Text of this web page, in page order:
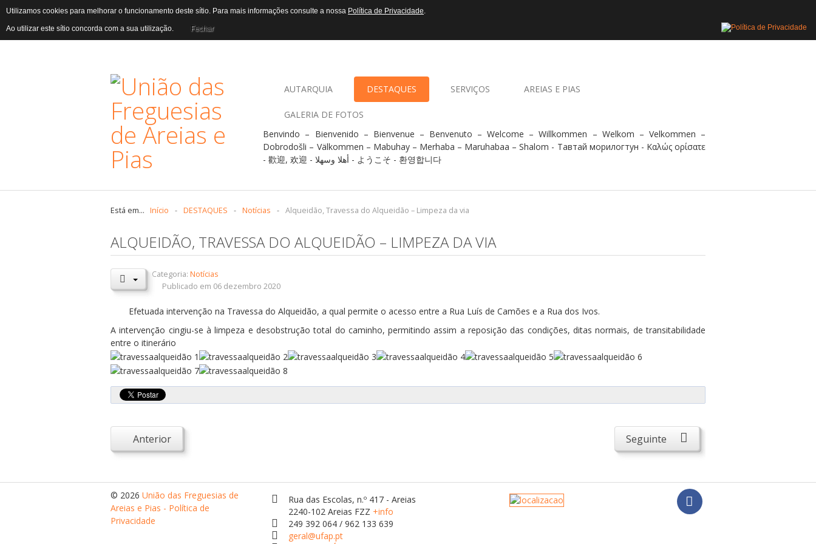
AUTARQUIA DESTAQUES SERVIÇOS AREIAS E PIAS
GALERIA DE FOTOS
Benvindo – Bienvenido – Bienvenue – Benvenuto – Welcome – Willkommen – Welkom – Velkommen –
Dobrodošli – Välkommen – Mabuhay – Merhaba – Maruhabaa – Shalom - Тавтай морилогтун - Καλώς ορίσατε
- 歡迎, 欢迎 - أهلا وسهلا - ようこそ - 환영합니다
Está em... Início - DESTAQUES - Notícias - Alqueidão, Travessa do Alqueidão – Limpeza da via
ALQUEIDÃO, TRAVESSA DO ALQUEIDÃO – LIMPEZA DA VIA
Categoria:Notícias
Publicado em 06 dezembro 2020
Efetuada intervenção na Travessa do Alqueidão, a qual permite o acesso entre a Rua Luís de Camões e a Rua dos Ivos.
A intervenção cingiu-se à limpeza e desobstrução total do caminho, permitindo assim a reposição das condições, ditas normais, de transitabilidade
entre o itinerário
Anterior Seguinte
© 2026 União das Freguesias de
Areias e Pias - Política de
Privacidade
Rua das Escolas, n.º 417 - Areias
2240-102 Areias FZZ +info
249 392 064 / 962 133 639
geral@ufap.pt
Utilizamos cookies para melhorar o funcionamento deste sítio. Para mais informações consulte a nossa Política de Privacidade.
Ao utilizar este sítio concorda com a sua utilização. Fechar